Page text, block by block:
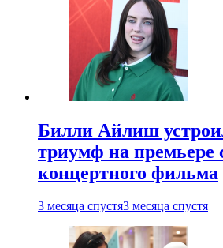
Билли Айлиш
триумф на премьере
концертного фильма
3 месяца спустя3 месяца спустя